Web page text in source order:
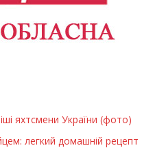
яхтсмени України (фото)
легкий домашній рецепт